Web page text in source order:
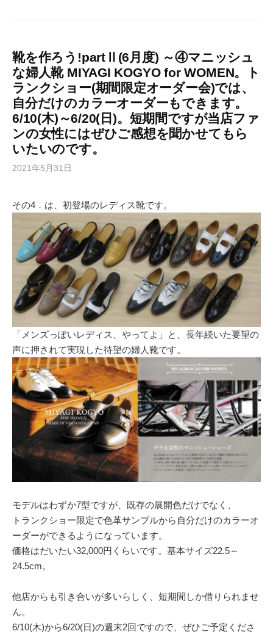
靴を作ろう!partⅡ(6月度) ～④マニッシュ
な婦人靴 MIYAGI KOGYO for WOMEN。ト
ランクショー(期間限定オーダー会)では、
自分だけのカラーオーダーもできます。
6/10(木)～6/20(日)。短期間ですが当店ファ
ンの女性にはぜひご感想を聞かせてもら
いたいのです。
2021年5月31日
その4．は、初登場のレディス靴です。
「メンズっぽいレディス、やってよ」と、長年続いた要望の
声に押されて実現した待望の婦人靴です。
モデルはわずか7型ですが、既存の展開色だけでなく、
トランクショー限定で色革サンプルから自分だけのカラーオ
ーダーができるようになっています。
価格はだいたい32,000円くらいです。基本サイズ22.5～
24.5cm。
他店からも引き合いが多いらしく、短期間しか借りられませ
ん。
6/10(木)から6/20(日)の週末2回ですので、ぜひご予定くださ